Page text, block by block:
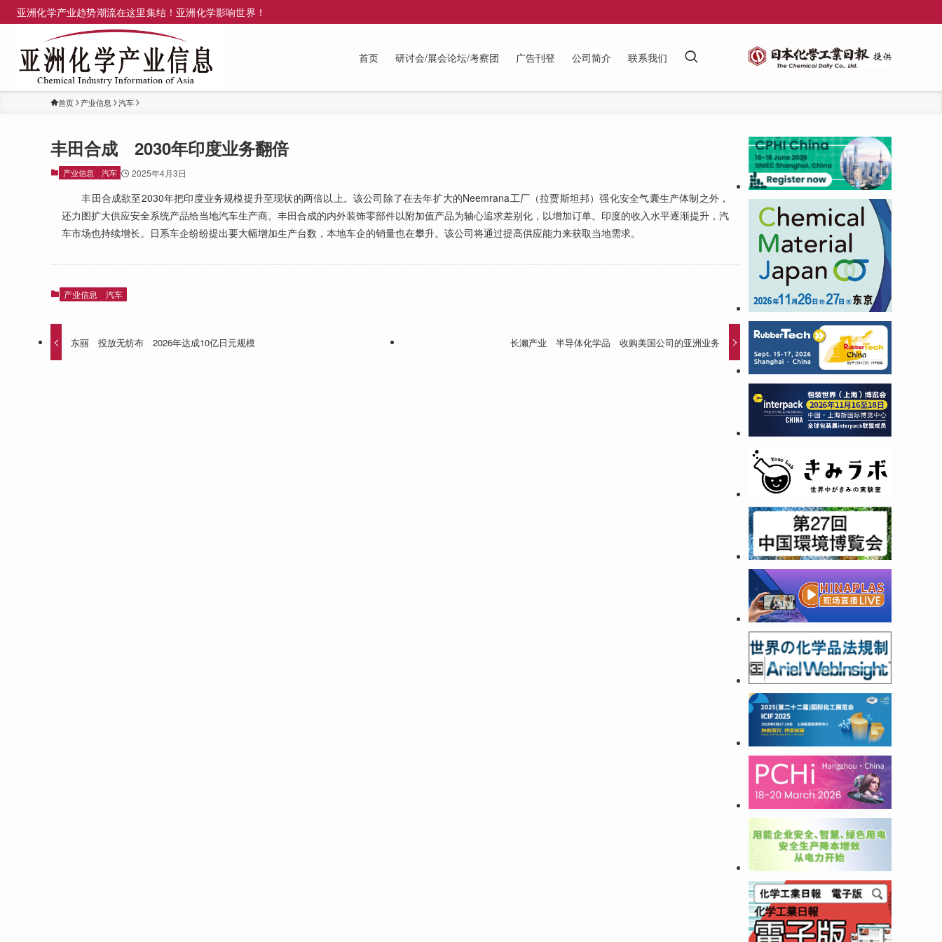
亚洲化学产业趋势潮流在这里集结！亚洲化学影响世界！
首页 研讨会/展会论坛/考察团 广告刊登 公司简介 联系我们
首页 产业信息 汽车
丰田合成 2030年印度业务翻倍
产业信息 汽车 2025年4月3日
丰田合成欲至2030年把印度业务规模提升至现状的两倍以上。该公司除了在去年扩大的Neemrana工厂（拉贾斯坦邦）强化安全气囊生产体制之外，
还力图扩大供应安全系统产品给当地汽车生产商。丰田合成的内外装饰零部件以附加值产品为轴心追求差别化，以增加订单。印度的收入水平逐渐提升，汽
车市场也持续增长。日系车企纷纷提出要大幅增加生产台数，本地车企的销量也在攀升。该公司将通过提高供应能力来获取当地需求。
产业信息 汽车
东丽 投放无纺布 2026年达成10亿日元规模 长濑产业 半导体化学品 收购美国公司的亚洲业务